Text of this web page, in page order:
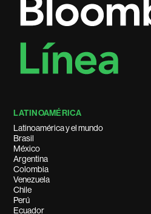
LATINOAMÉRICA
Latinoamérica y el mundo
Brasil
México
Argentina
Colombia
Venezuela
Chile
Perú
Ecuador